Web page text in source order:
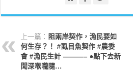
上一篇： 阻兩岸契作，漁民要如
何生存？！ #虱目魚契作 #農委
會 #漁民生計 ———– ●點下去新
聞深喉嚨隨…